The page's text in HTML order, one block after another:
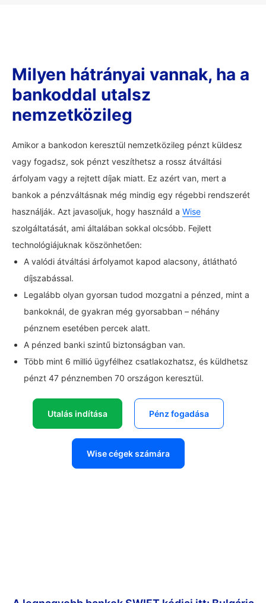
Milyen hátrányai vannak, ha a
bankoddal utalsz
nemzetközileg
Amikor a bankodon keresztül nemzetközileg pénzt küldesz
vagy fogadsz, sok pénzt veszíthetsz a rossz átváltási
árfolyam vagy a rejtett díjak miatt. Ez azért van, mert a
bankok a pénzváltásnak még mindig egy régebbi rendszerét
használják. Azt javasoljuk, hogy használd a Wise
szolgáltatását, ami általában sokkal olcsóbb. Fejlett
technológiájuknak köszönhetően:
A valódi átváltási árfolyamot kapod alacsony, átlátható
díjszabással.
Legalább olyan gyorsan tudod mozgatni a pénzed, mint a
bankoknál, de gyakran még gyorsabban – néhány
pénznem esetében percek alatt.
A pénzed banki szintű biztonságban van.
Több mint 6 millió ügyfélhez csatlakozhatsz, és küldhetsz
pénzt 47 pénznemben 70 országon keresztül.
Utalás indítása Pénz fogadása
Wise cégek számára